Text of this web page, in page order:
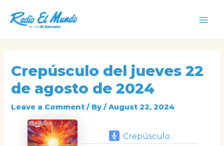
content
Crepúsculo del jueves 22
de agosto de 2024
Leave a Comment / By/August 22, 2024
Crepúsculo